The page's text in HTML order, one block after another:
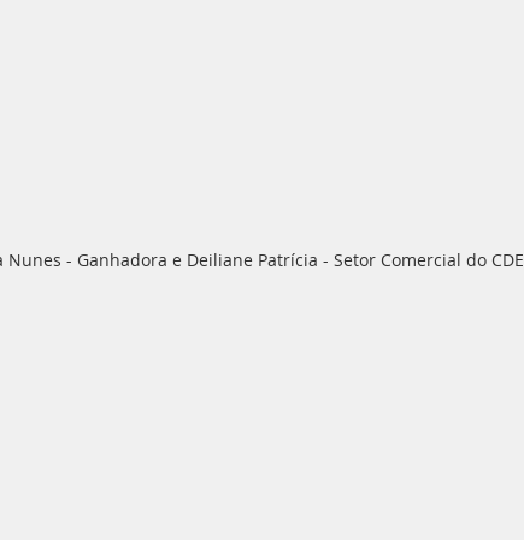
Nunes - Ganhadora e Deiliane Patrícia - Setor Comercial do CDE